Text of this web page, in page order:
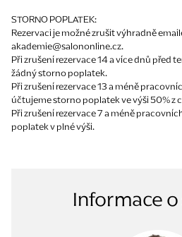
STORNO POPLATEK:
Rezervaci je možné zrušit výhradně
akademie@salononline.cz.
Při zrušení rezervace 14 a více dnů před
žádný storno poplatek.
Při zrušení rezervace 13 a méně
účtujeme storno poplatek ve výši 50% z
Při zrušení rezervace 7 a méně
poplatek v plné výši.
Informace